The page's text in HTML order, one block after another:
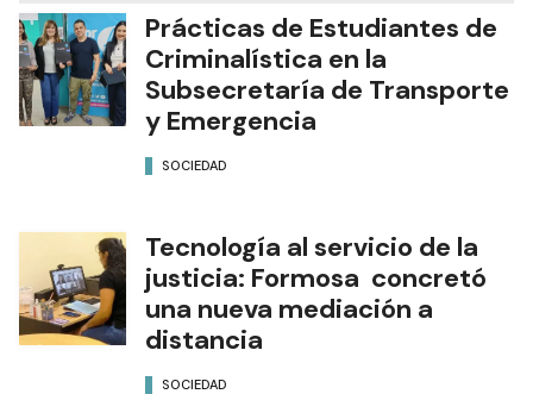
Prácticas de Estudiantes de
Criminalística en la
Subsecretaría de Transporte
y Emergencia
SOCIEDAD
Tecnología al servicio de la
justicia: Formosa concretó
una nueva mediación a
distancia
SOCIEDAD